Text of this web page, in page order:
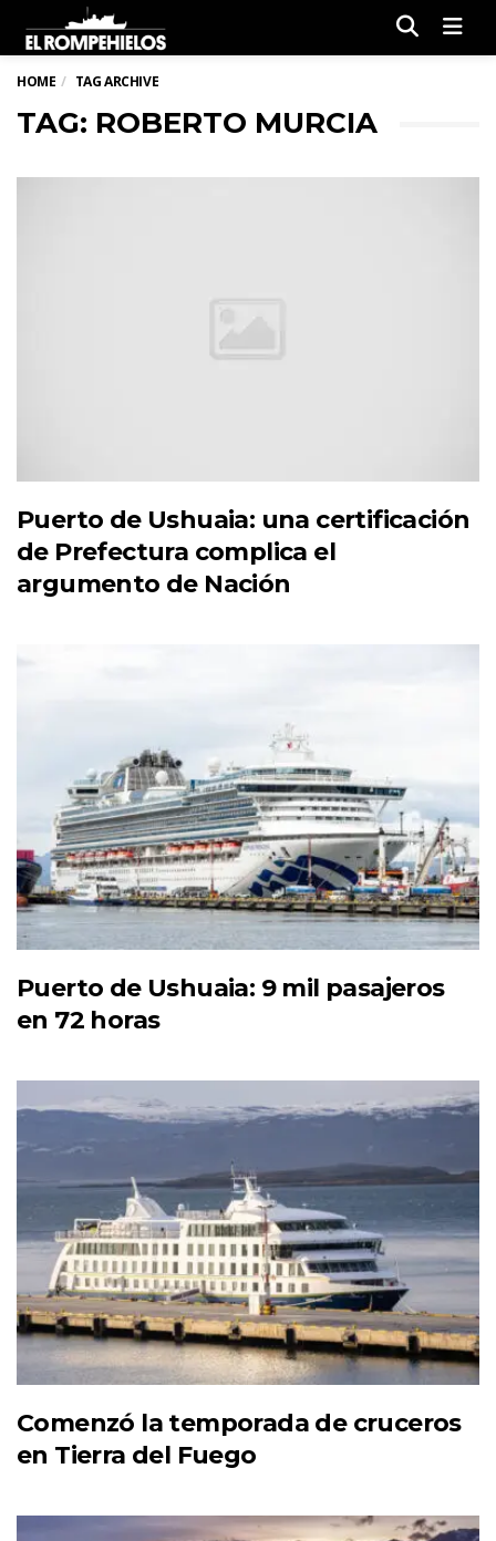
HOME TAG ARCHIVE
TAG: ROBERTO MURCIA
Puerto de Ushuaia: una certificación
de Prefectura complica el
argumento de Nación
Puerto de Ushuaia: 9 mil pasajeros
en 72 horas
Comenzó la temporada de cruceros
en Tierra del Fuego